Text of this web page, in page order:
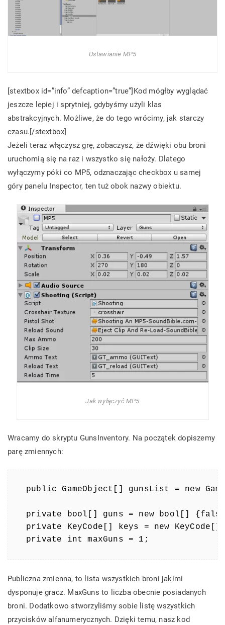
Ustawianie MP5
[stextbox id=”info” defcaption=”true”]Kod mógłby wyglądać
jeszcze lepiej i sprytniej, gdybyśmy użyli klas
abstrakcyjnych. Możliwe, że do tego wrócimy, jak starczy
czasu.[/stextbox]
Jeżeli teraz włączysz grę, zobaczysz, że dźwięki obu broni
uruchomią się na raz i wszystko się nałoży. Dlatego
wyłączymy póki co MP5, odznaczając checkbox u samej
góry panelu Inspector, ten tuż obok nazwy obiektu.
Jak wyłączyć MP5
Wracamy do skryptu GunsInventory. Na początek dopiszemy
parę zmiennych:
public GameObject[] gunsList = new
private bool[] guns = new bool[]
private KeyCode[] keys = new KeyCode[]
private int maxGuns = 1;
Publiczna zmienna, to lista wszystkich broni jakimi
dysponuje gracz. MaxGuns to liczba obecnie posiadanych
broni. Dodatkowo stworzyliśmy sobie listę wszystkich
przycisków alfanumerycznych. Dzięki temu, nasz kod